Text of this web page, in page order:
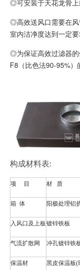
◎可安装于天花龙骨上
◎高效送风口需要在风
室内洁净度达到一定
◎为保证高效过滤器
F8（比色法90-95%）
构成材料表:
项 目 材 质
箱 体 阳极处理铝
入风口及上板镀锌铁板
气流扩散网 冲孔镀锌铁
保温材 黑皮保温板